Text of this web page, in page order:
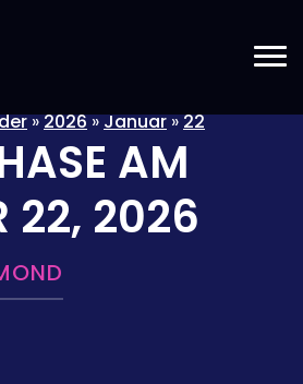
»2026»Januar»22
AM
22, 2026